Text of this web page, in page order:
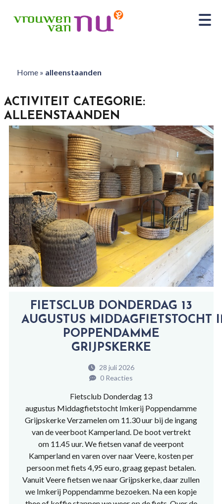
Home» alleenstaanden
ACTIVITEIT CATEGORIE:
ALLEENSTAANDEN
FIETSCLUB DONDERDAG 13
AUGUSTUS MIDDAGFIETSTOCHT
POPPENDAMME
GRIJPSKERKE
28 juli 2026
0 Reacties
Fietsclub Donderdag 13
augustus Middagfietstocht Imkerij Poppendamme
Grijpskerke Verzamelen om 11.30 uur bij de ingang
van de veerboot Kamperland. De boot vertrekt
om 11.45 uur. We fietsen vanaf de veerpont
Kamperland en varen over naar Veere, kosten per
persoon met fiets 4,95 euro, graag gepast betalen.
Vanuit Veere fietsen we naar Grijpskerke, daar zullen
we Imkerij Poppendamme bezoeken. Na een kopje